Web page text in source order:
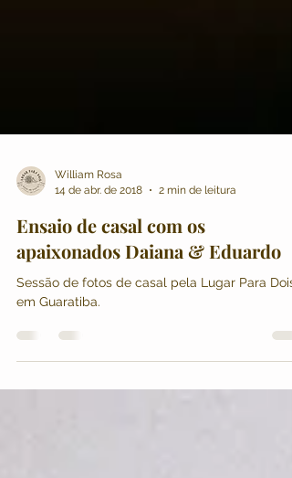
14 de abr. de 2018
2 min de leitura
Ensaio de casal com os
apaixonados Daiana & Eduardo
em Guaratiba.